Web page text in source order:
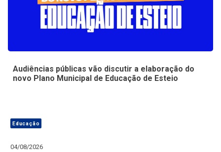
Audiências públicas vão discutir a elaboração do
novo Plano Municipal de Educação de Esteio
Educação
04/08/2026